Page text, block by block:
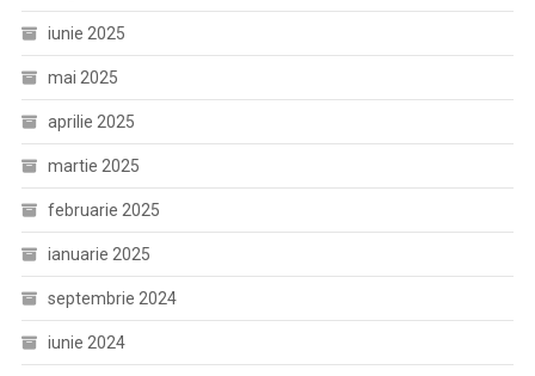
iunie 2025
mai 2025
aprilie 2025
martie 2025
februarie 2025
ianuarie 2025
septembrie 2024
iunie 2024